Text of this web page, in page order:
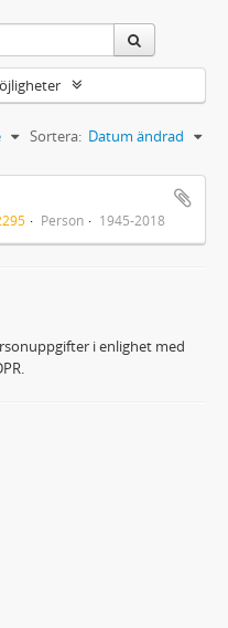
Sortera: Datum ändrad
Person 1945-2018
i enlighet med